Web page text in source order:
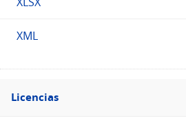
XML
Filtro
Licencias
Licencias